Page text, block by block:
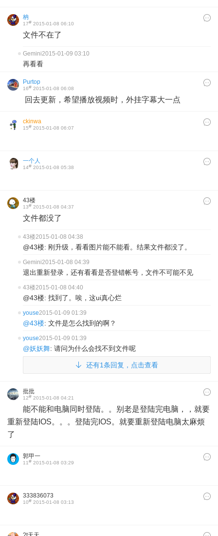
枘
17# 2015-01-08 06:10
文件不在了
Gemini2015-01-09 03:10
再看看
Purtop
16# 2015-01-08 06:08
回去更新，希望播放视频时，外挂字幕大一点
ckinwa
15# 2015-01-08 06:07
一个人
14# 2015-01-08 05:38
43楼
13# 2015-01-08 04:37
文件都没了
43楼2015-01-08 04:38
@43楼: 刚升级，看看图片能不能看。结果文件都没了。
Gemini2015-01-08 04:39
退出重新登录，还有看看是否登错帐号，文件不可能不见
43楼2015-01-08 04:40
@43楼: 找到了。唉，这ui真心烂
youse2015-01-09 01:39
@43楼: 文件是怎么找到的啊？
youse2015-01-09 01:39
@妖妖舞: 请问为什么会找不到文件呢
还有1条回复，点击查看
批批
12# 2015-01-08 04:21
能不能和电脑同时登陆。。别老是登陆完电脑，，就要
重新登陆IOS。。。登陆完IOS。就要重新登陆电脑太麻烦
了
郭甲一
11# 2015-01-08 03:29
333836073
10# 2015-01-08 03:13